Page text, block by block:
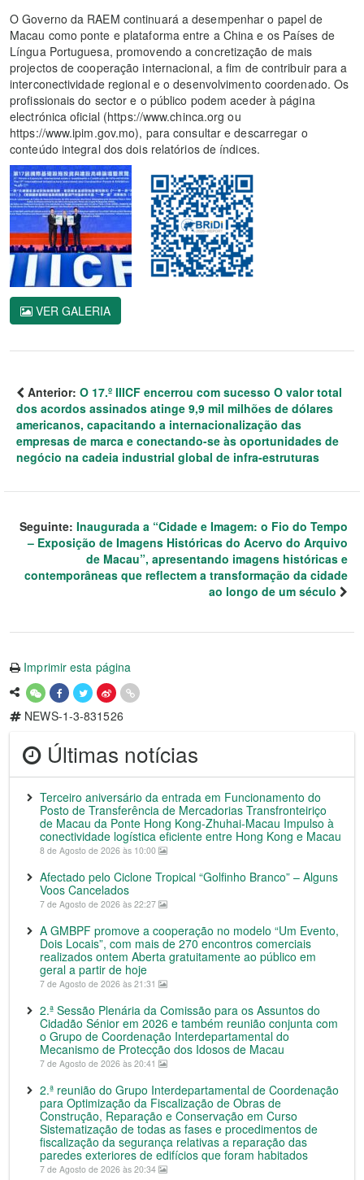
O Governo da RAEM continuará a desempenhar o papel de
Macau como ponte e plataforma entre a China e os Países de
Língua Portuguesa, promovendo a concretização de mais
projectos de cooperação internacional, a fim de contribuir para a
interconectividade regional e o desenvolvimento coordenado. Os
profissionais do sector e o público podem aceder à página
electrónica oficial (https://www.chinca.org ou
https://www.ipim.gov.mo), para consultar e descarregar o
conteúdo integral dos dois relatórios de índices.
VER GALERIA
Anterior: O 17.º IIICF encerrou com sucesso O valor total
dos acordos assinados atinge 9,9 mil milhões de dólares
americanos, capacitando a internacionalização das
empresas de marca e conectando-se às oportunidades de
negócio na cadeia industrial global de infra-estruturas
Seguinte: Inaugurada a “Cidade e Imagem: o Fio do Tempo
– Exposição de Imagens Históricas do Acervo do Arquivo
de Macau”, apresentando imagens históricas e
contemporâneas que reflectem a transformação da cidade
ao longo de um século
Imprimir esta página
NEWS-1-3-831526
Últimas notícias
Terceiro aniversário da entrada em Funcionamento do
Posto de Transferência de Mercadorias Transfronteiriço
de Macau da Ponte Hong Kong-Zhuhai-Macau Impulso à
conectividade logística eficiente entre Hong Kong e Macau
8 de Agosto de 2026 às 10:00
Afectado pelo Ciclone Tropical “Golfinho Branco” – Alguns
Voos Cancelados
7 de Agosto de 2026 às 22:27
A GMBPF promove a cooperação no modelo “Um Evento,
Dois Locais”, com mais de 270 encontros comerciais
realizados ontem Aberta gratuitamente ao público em
geral a partir de hoje
7 de Agosto de 2026 às 21:31
2.ª Sessão Plenária da Comissão para os Assuntos do
Cidadão Sénior em 2026 e também reunião conjunta com
o Grupo de Coordenação Interdepartamental do
Mecanismo de Protecção dos Idosos de Macau
7 de Agosto de 2026 às 20:41
2.ª reunião do Grupo Interdepartamental de Coordenação
para Optimização da Fiscalização de Obras de
Construção, Reparação e Conservação em Curso
Sistematização de todas as fases e procedimentos de
fiscalização da segurança relativas a reparação das
paredes exteriores de edifícios que foram habitados
7 de Agosto de 2026 às 20:34